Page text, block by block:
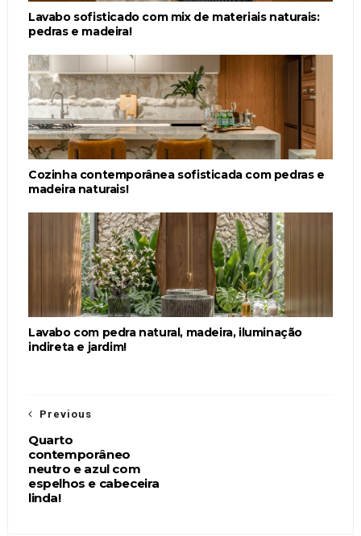
Lavabo sofisticado com mix de materiais naturais:
pedras e madeira!
Cozinha contemporânea sofisticada com pedras e
madeira naturais!
Lavabo com pedra natural, madeira, iluminação
indireta e jardim!
Previous
Quarto
contemporâneo
neutro e azul com
espelhos e cabeceira
linda!